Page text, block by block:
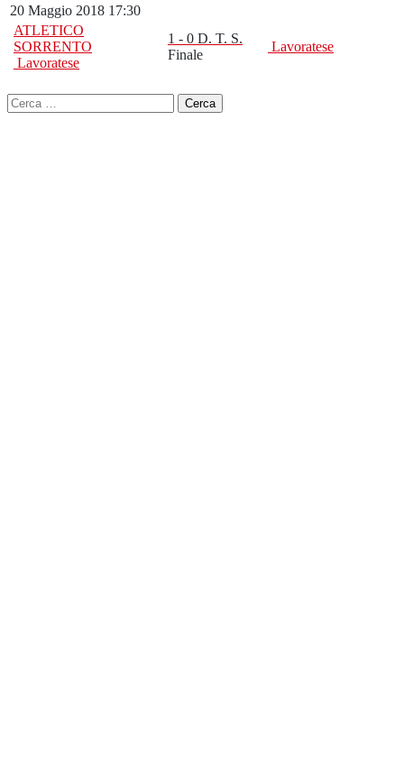
20 Maggio 2018 17:30
ATLETICO
SORRENTO
Lavoratese
1 - 0 D. T. S.
Finale
Lavoratese
Ricerca
per: